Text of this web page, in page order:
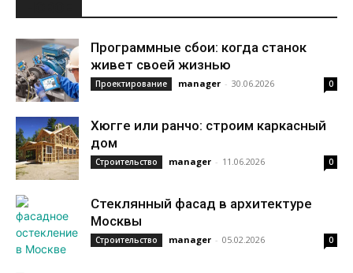
Программные сбои: когда станок
живет своей жизнью
Проектирование manager - 30.06.2026 0
Хюгге или ранчо: строим каркасный
дом
Строительство manager - 11.06.2026 0
Стеклянный фасад в архитектуре
Москвы
Строительство manager - 05.02.2026 0